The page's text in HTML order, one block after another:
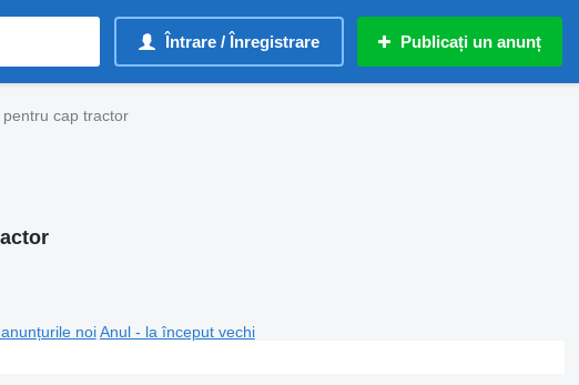
Întrare / Înregistrare Publicați un anunț
pentru cap tractor
noi Anul - la început vechi